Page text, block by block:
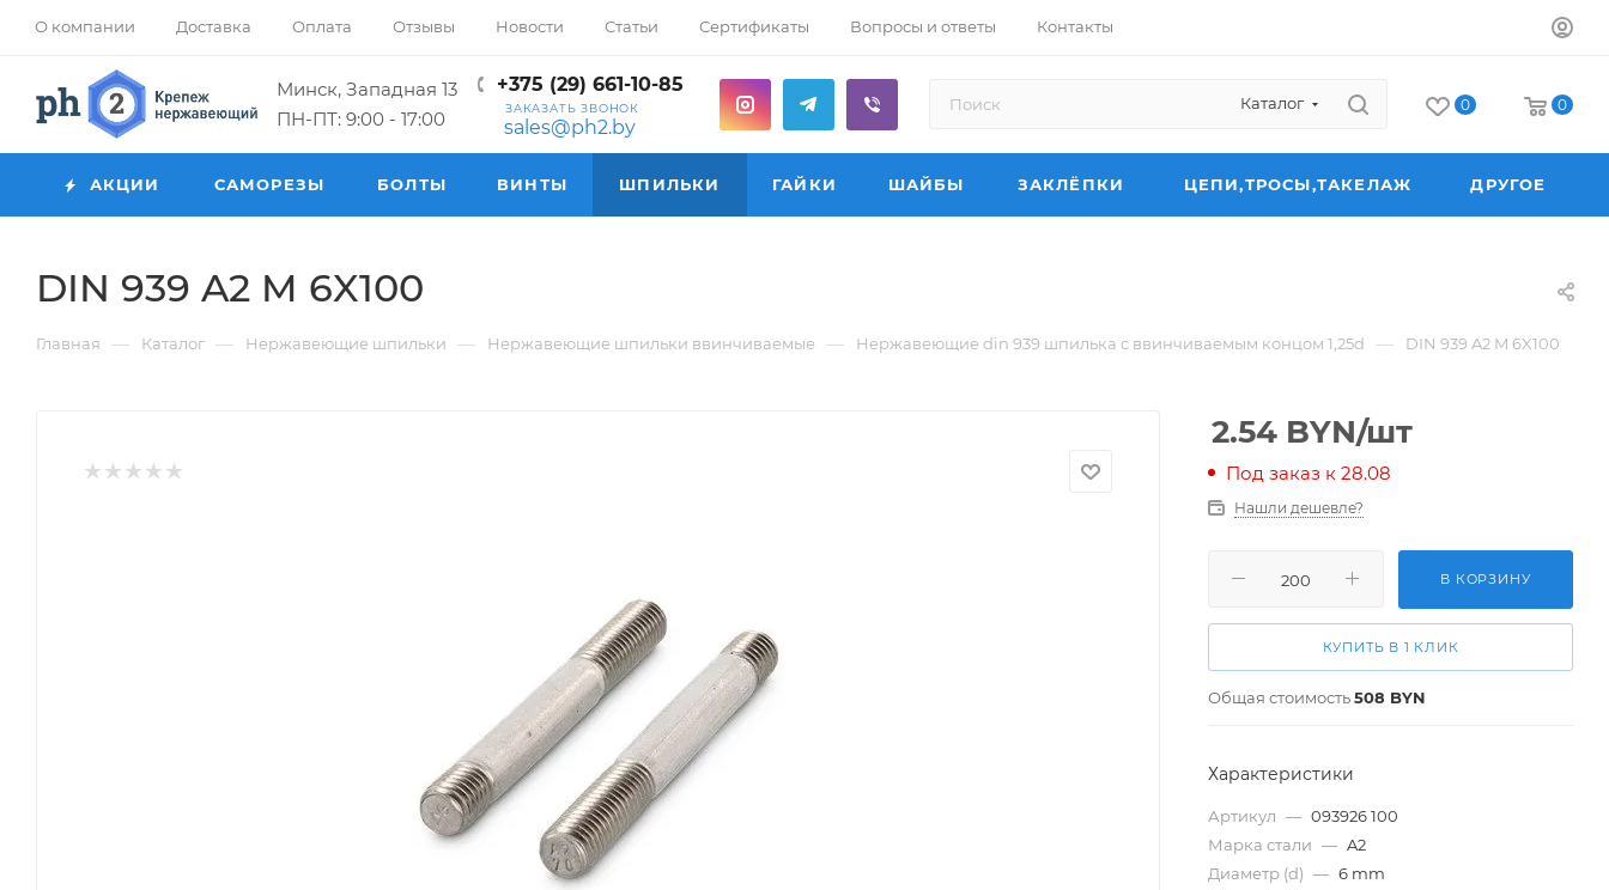
О компании Доставка Оплата Отзывы Новости Статьи Сертификаты Вопросы и ответы Контакты
Минск, Западная 13
ПН-ПТ: 9:00 - 17:00
+375 (29) 661-10-85
ЗАКАЗАТЬ ЗВОНОК
sales@ph2.by
Каталог 0 0
АКЦИИ САМОРЕЗЫ БОЛТЫ ВИНТЫ ШПИЛЬКИ ГАЙКИ ШАЙБЫ ЗАКЛЁПКИ ЦЕПИ,ТРОСЫ,ТАКЕЛАЖ ДРУГОЕ
DIN 939 A2 M 6X100
Главная — Каталог — Нержавеющие шпильки — Нержавеющие шпильки ввинчиваемые — Нержавеющие din 939 шпилька с ввинчиваемым концом 1,25d — DIN 939 A2 M 6X100
2.54 BYN/шт
Под заказ к 28.08
Нашли дешевле?
В КОРЗИНУ
КУПИТЬ В 1 КЛИК
Общая стоимость508 BYN
Характеристики
Артикул — 093926 100
Марка стали — A2
Диаметр (d) — 6 mm